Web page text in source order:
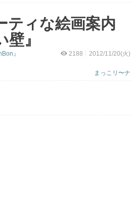
ティな絵画案内
壁』
2188 2012/11/20(火)
まっこリ〜ナ
』